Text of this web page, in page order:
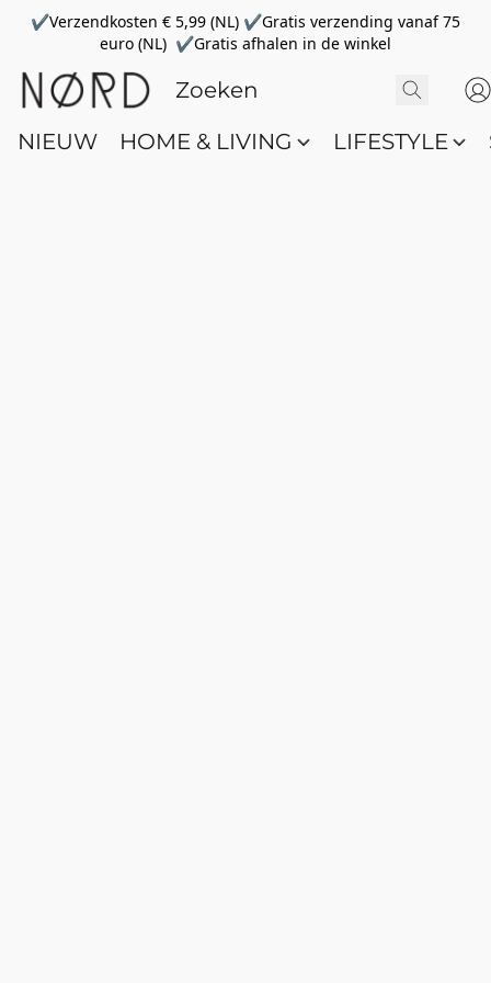
✔Verzendkosten € 5,99 (NL) ✔Gratis verzending vanaf 75
euro (NL) ✔Gratis afhalen in de winkel
NIEUW HOME & LIVING LIFESTYLE